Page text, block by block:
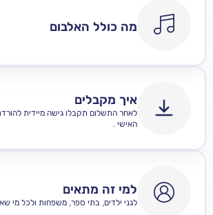
מה כולל האלבום
איך מקבלים
לאחר התשלום תקבלו גישה מיידית להורדת כל השירים
למי זה מתאים
לגני ילדים, בתי ספר, משפחות ולכל מי שאוהב שירים